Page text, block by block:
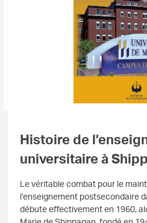
Histoire de
universitaire à
Le véritable combat pour le
l’enseignement postsecondaire
débute effectivement en 1960,